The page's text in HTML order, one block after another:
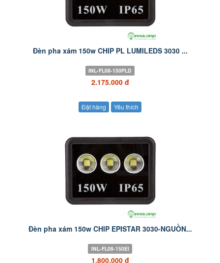
Đèn pha xám 150w CHIP PL LUMILEDS 3030 ...
INL-FL08-150PLD
2.175.000 đ
Đặt hàng Yêu thích
Đèn pha xám 150w CHIP EPISTAR 3030-NGUỒN...
INL-FL08-150EI
1.800.000 đ